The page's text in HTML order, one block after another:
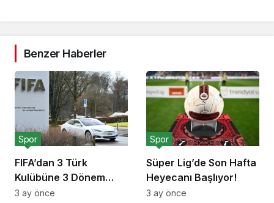
Benzer Haberler
FIFA’dan 3 Türk
Kulübüne 3 Dönem
Transfer Yasağı!
Spor
3 ay önce
Süper Lig’de Son Hafta
Heyecanı Başlıyor!
Spor
3 ay önce